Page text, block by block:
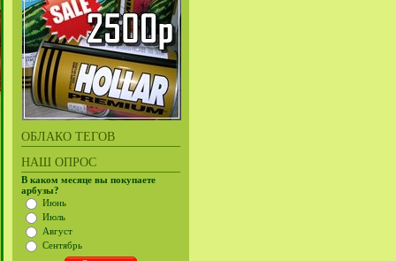
ОБЛАКО ТЕГОВ
НАШ ОПРОС
В каком месяце вы покупаете
арбузы?
Июнь
Июль
Август
Сентябрь